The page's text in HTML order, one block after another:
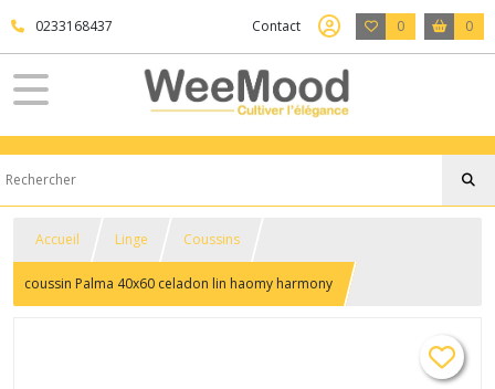
0233168437 Contact 0 0
Accueil Linge Coussins
coussin Palma 40x60 celadon lin haomy harmony